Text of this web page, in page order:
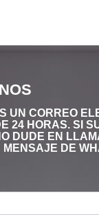
UN CORREO
24 HORAS. SI
DUDE EN
MENSAJE DE